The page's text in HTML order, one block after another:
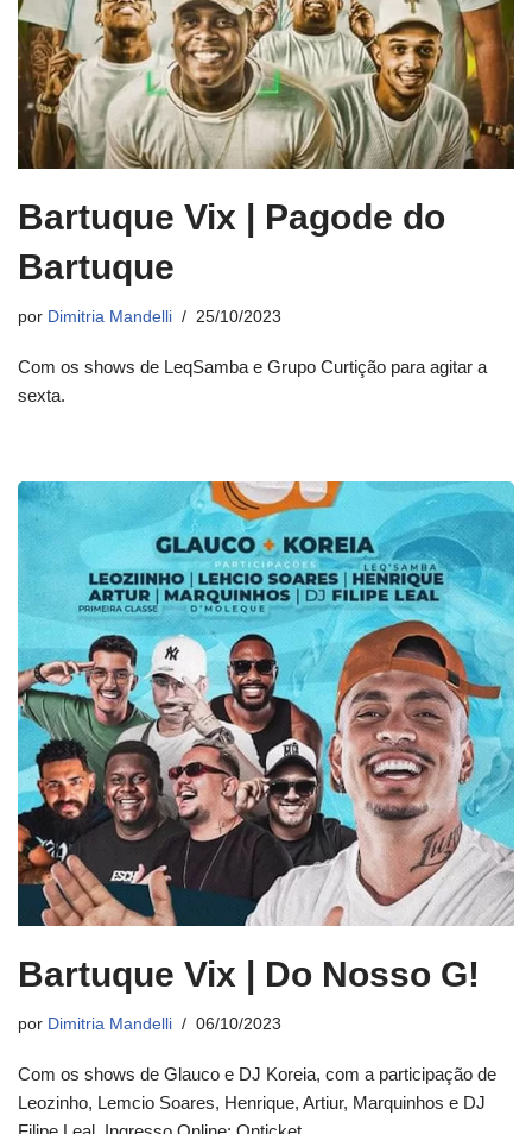
Bartuque Vix | Pagode do
Bartuque
por Dimitria Mandelli 25/10/2023
Com os shows de LeqSamba e Grupo Curtição para agitar a
sexta.
Bartuque Vix | Do Nosso G!
por Dimitria Mandelli 06/10/2023
Com os shows de Glauco e DJ Koreia, com a participação de
Leozinho, Lemcio Soares, Henrique, Artiur, Marquinhos e DJ